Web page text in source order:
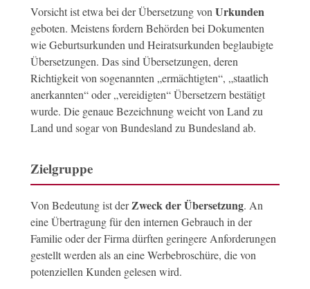
Vorsicht ist etwa bei der Übersetzung von Urkunden
geboten. Meistens fordern Behörden bei Dokumenten
wie Geburtsurkunden und Heiratsurkunden beglaubigte
Übersetzungen. Das sind Übersetzungen, deren
Richtigkeit von sogenannten „ermächtigten“, „staatlich
anerkannten“ oder „vereidigten“ Übersetzern bestätigt
wurde. Die genaue Bezeichnung weicht von Land zu
Land und sogar von Bundesland zu Bundesland ab.
Zielgruppe
Von Bedeutung ist derZweck der Übersetzung. An
eine Übertragung für den internen Gebrauch in der
Familie oder der Firma dürften geringere Anforderungen
gestellt werden als an eine Werbebroschüre, die von
potenziellen Kunden gelesen wird.